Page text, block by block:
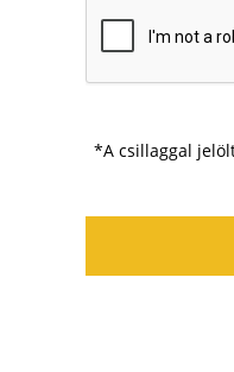
*A csillaggal